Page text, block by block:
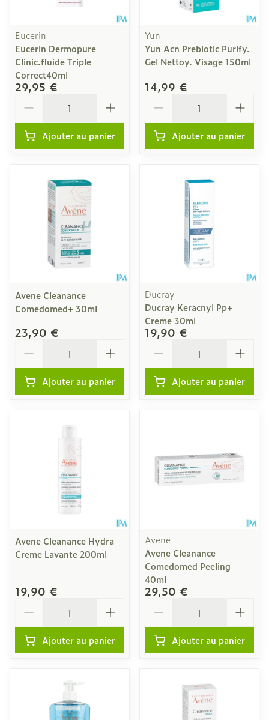
Eucerin
Eucerin Dermopure
Clinic.fluide Triple
Correct40ml
29,95 €
Ajouter au panier
Yun
Yun Acn Prebiotic Purify.
Gel Nettoy. Visage 150ml
14,99 €
Ajouter au panier
Avene Cleanance
Comedomed+ 30ml
23,90 €
Ajouter au panier
Ducray
Ducray Keracnyl Pp+
Creme 30ml
19,90 €
Ajouter au panier
Avene Cleanance Hydra
Creme Lavante 200ml
19,90 €
Ajouter au panier
Avene
Avene Cleanance
Comedomed Peeling
40ml
29,50 €
Ajouter au panier